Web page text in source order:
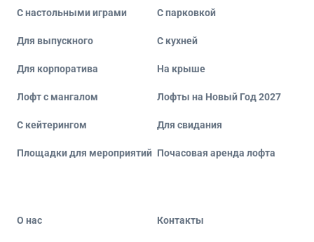
С настольными играми С парковкой
Для выпускного С кухней
Для корпоратива На крыше
Лофт с мангалом Лофты на Новый Год 2027
С кейтерингом Для свидания
Площадки для мероприятий Почасовая аренда лофта
О нас Контакты